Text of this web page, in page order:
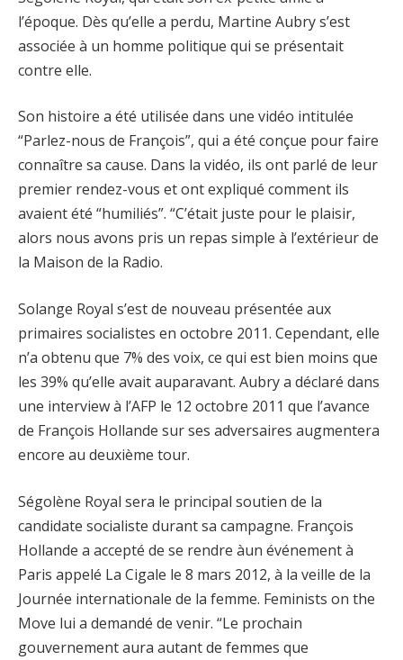
l’époque. Dès qu’elle a perdu, Martine Aubry s’est
associée à un homme politique qui se présentait
contre elle.
Son histoire a été utilisée dans une vidéo intitulée
“Parlez-nous de François”, qui a été conçue pour faire
connaître sa cause. Dans la vidéo, ils ont parlé de leur
premier rendez-vous et ont expliqué comment ils
avaient été “humiliés”. “C’était juste pour le plaisir,
alors nous avons pris un repas simple à l’extérieur de
la Maison de la Radio.
Solange Royal s’est de nouveau présentée aux
primaires socialistes en octobre 2011. Cependant, elle
n’a obtenu que 7% des voix, ce qui est bien moins que
les 39% qu’elle avait auparavant. Aubry a déclaré dans
une interview à l’AFP le 12 octobre 2011 que l’avance
de François Hollande sur ses adversaires augmentera
encore au deuxième tour.
Ségolène Royal sera le principal soutien de la
candidate socialiste durant sa campagne. François
Hollande a accepté de se rendre àun événement à
Paris appelé La Cigale le 8 mars 2012, à la veille de la
Journée internationale de la femme. Feminists on the
Move lui a demandé de venir. “Le prochain
gouvernement aura autant de femmes que